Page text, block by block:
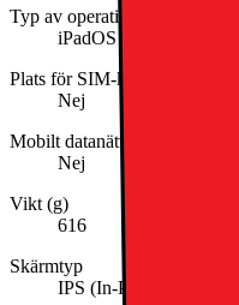
Typ av operativsystem
iPadOS
Plats för SIM-kort
Nej
Mobilt datanätverk
Nej
Vikt (g)
616
Skärmtyp
IPS (In-Plane Switching)